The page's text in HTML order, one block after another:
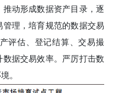
动形成数据资产目录，逐
理，培育规范的数据交易
评估、登记结算、交易撮
据交易效率。严厉打击数
。